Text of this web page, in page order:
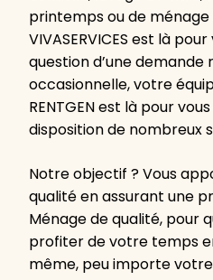
printemps ou de
VIVASERVICES est là pour
question d’une demande
occasionnelle, votre
RENTGEN est là pour
disposition de nombreux
Notre objectif ? Vous
qualité en assurant une
Ménage de qualité, pour
profiter de votre temps
même, peu importe